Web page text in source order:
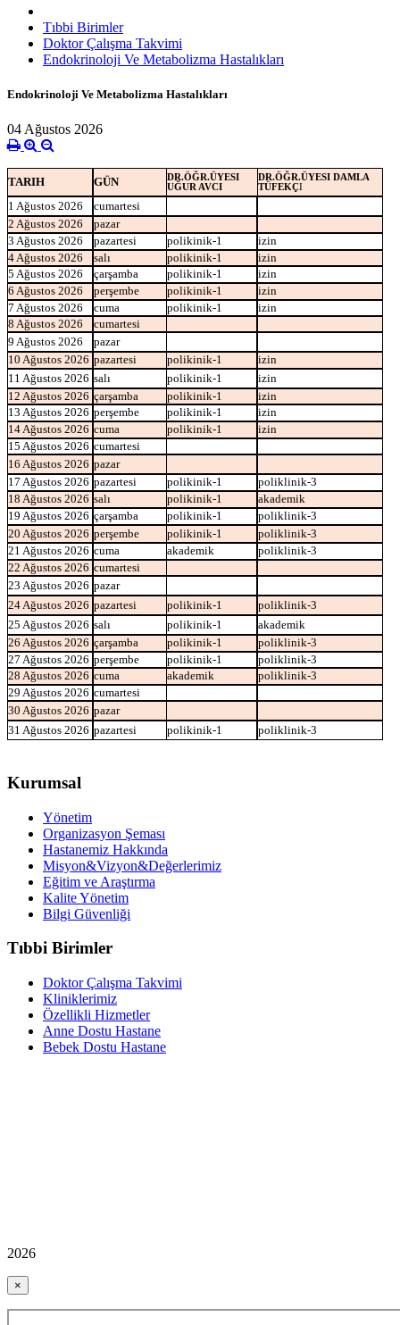
Tıbbi Birimler
Doktor Çalışma Takvimi
Endokrinoloji Ve Metabolizma Hastalıkları
Endokrinoloji Ve Metabolizma Hastalıkları
04 Ağustos 2026
TARIH GÜN
DR.ÖĞR.ÜYESI
UĞUR AVCI
DR.ÖĞR.ÜYESI DAMLA
TÜFEKÇI
1 Ağustos 2026
cumartesi
2 Ağustos 2026
pazar
3 Ağustos 2026
pazartesi polikinik-1
izin
4 Ağustos 2026
salı polikinik-1
izin
5 Ağustos 2026
çarşamba polikinik-1
izin
6 Ağustos 2026
perşembe polikinik-1
izin
7 Ağustos 2026
cuma polikinik-1
izin
8 Ağustos 2026
cumartesi
9 Ağustos 2026
pazar
10 Ağustos 2026 pazartesi polikinik-1
izin
11 Ağustos 2026 salı polikinik-1
izin
12 Ağustos 2026 çarşamba polikinik-1
izin
13 Ağustos 2026 perşembe polikinik-1
izin
14 Ağustos 2026 cuma polikinik-1
izin
15 Ağustos 2026 cumartesi
16 Ağustos 2026 pazar
17 Ağustos 2026 pazartesi polikinik-1
poliklinik-3
18 Ağustos 2026 salı polikinik-1
akademik
19 Ağustos 2026 çarşamba polikinik-1
poliklinik-3
20 Ağustos 2026 perşembe polikinik-1
poliklinik-3
21 Ağustos 2026 cuma akademik
poliklinik-3
22 Ağustos 2026 cumartesi
23 Ağustos 2026 pazar
24 Ağustos 2026 pazartesi polikinik-1
poliklinik-3
25 Ağustos 2026 salı polikinik-1
akademik
26 Ağustos 2026 çarşamba polikinik-1
poliklinik-3
27 Ağustos 2026 perşembe polikinik-1
poliklinik-3
28 Ağustos 2026 cuma akademik
poliklinik-3
29 Ağustos 2026 cumartesi
30 Ağustos 2026 pazar
31 Ağustos 2026 pazartesi polikinik-1 poliklinik-3
Kurumsal
Yönetim
Organizasyon Şeması
Hastanemiz Hakkında
Misyon&Vizyon&Değerlerimiz
Eğitim ve Araştırma
Kalite Yönetim
Bilgi Güvenliği
Tıbbi Birimler
Doktor Çalışma Takvimi
Kliniklerimiz
Özellikli Hizmetler
Anne Dostu Hastane
Bebek Dostu Hastane
2026
×